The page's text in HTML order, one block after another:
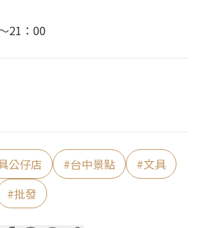
21：00
公仔店 #台中景點 #文具
#批發